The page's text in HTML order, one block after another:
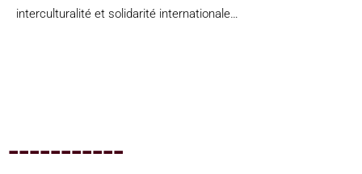
interculturalité et solidarité internationale…
-----------